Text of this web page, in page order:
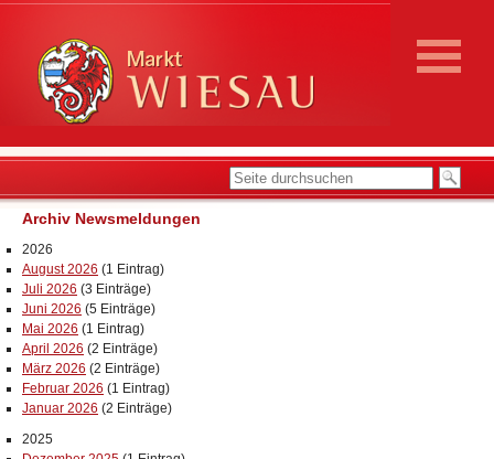
Archiv Newsmeldungen
2026
August 2026 (1 Eintrag)
Juli 2026 (3 Einträge)
Juni 2026 (5 Einträge)
Mai 2026 (1 Eintrag)
April 2026 (2 Einträge)
März 2026 (2 Einträge)
Februar 2026 (1 Eintrag)
Januar 2026 (2 Einträge)
2025